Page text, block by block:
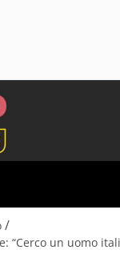
/
“Cerco un uomo